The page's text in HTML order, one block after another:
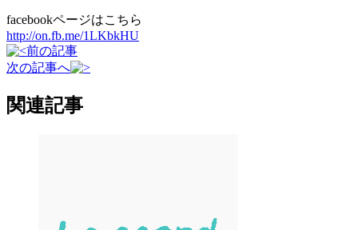
facebookページはこちら
http://on.fb.me/1LKbkHU
前の記事
次の記事へ
関連記事